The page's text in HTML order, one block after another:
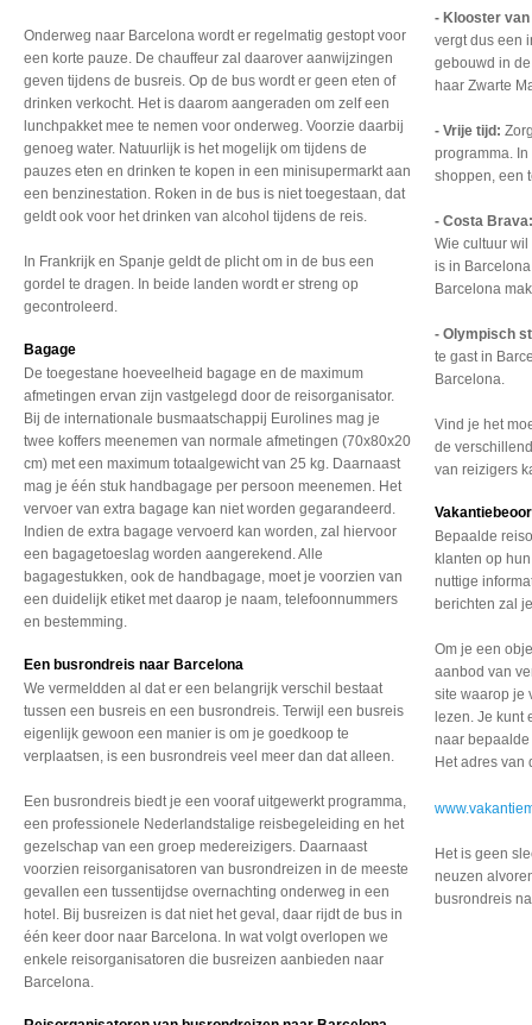
Onderweg naar Barcelona wordt er regelmatig gestopt voor
een korte pauze. De chauffeur zal daarover aanwijzingen
geven tijdens de busreis. Op de bus wordt er geen eten of
drinken verkocht. Het is daarom aangeraden om zelf een
lunchpakket mee te nemen voor onderweg. Voorzie daarbij
genoeg water. Natuurlijk is het mogelijk om tijdens de
pauzes eten en drinken te kopen in een minisupermarkt aan
een benzinestation. Roken in de bus is niet toegestaan, dat
geldt ook voor het drinken van alcohol tijdens de reis.
In Frankrijk en Spanje geldt de plicht om in de bus een
gordel te dragen. In beide landen wordt er streng op
gecontroleerd.
Bagage
De toegestane hoeveelheid bagage en de maximum
afmetingen ervan zijn vastgelegd door de reisorganisator.
Bij de internationale busmaatschappij Eurolines mag je
twee koffers meenemen van normale afmetingen (70x80x20
cm) met een maximum totaalgewicht van 25 kg. Daarnaast
mag je één stuk handbagage per persoon meenemen. Het
vervoer van extra bagage kan niet worden gegarandeerd.
Indien de extra bagage vervoerd kan worden, zal hiervoor
een bagagetoeslag worden aangerekend. Alle
bagagestukken, ook de handbagage, moet je voorzien van
een duidelijk etiket met daarop je naam, telefoonnummers
en bestemming.
Een busrondreis naar Barcelona
We vermeldden al dat er een belangrijk verschil bestaat
tussen een busreis en een busrondreis. Terwijl een busreis
eigenlijk gewoon een manier is om je goedkoop te
verplaatsen, is een busrondreis veel meer dan dat alleen.
Een busrondreis biedt je een vooraf uitgewerkt programma,
een professionele Nederlandstalige reisbegeleiding en het
gezelschap van een groep medereizigers. Daarnaast
voorzien reisorganisatoren van busrondreizen in de meeste
gevallen een tussentijdse overnachting onderweg in een
hotel. Bij busreizen is dat niet het geval, daar rijdt de bus in
één keer door naar Barcelona. In wat volgt overlopen we
enkele reisorganisatoren die busreizen aanbieden naar
Barcelona.
- Klooster
vergt dus een
gebouwd in
haar Zwarte
- Vrije tijd:
programma.
shoppen, een
- Costa
Wie cultuur
is in
Barcelona
- Olympisch
te gast in
Barcelona.
Vind je het
de
van reizigers
Bepaalde
klanten op
nuttige
berichten zal
Om je een
aanbod van
site waarop je
lezen. Je kunt
naar
Het adres van
Het is geen
neuzen
busrondreis